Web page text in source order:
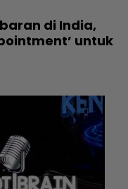
di India,
untuk